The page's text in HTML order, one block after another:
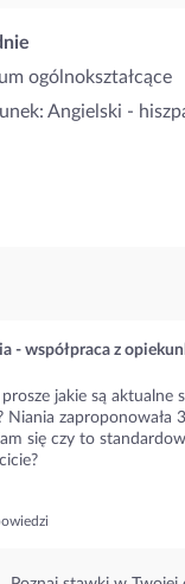
ogólnokształcące
Angielski -
- współpraca z
prosze jakie są aktualne
Niania zaproponowała
się czy to